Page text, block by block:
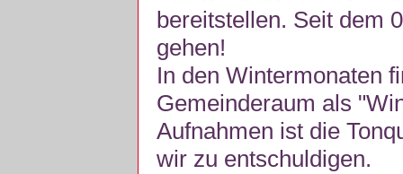
bereitstellen. Seit dem
gehen!
In den Wintermonaten
Gemeinderaum als
Aufnahmen ist die
wir zu entschuldigen.